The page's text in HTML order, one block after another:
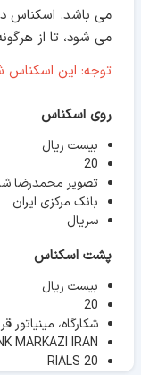
می باشد. اسکناس
می شود، تا از
توجه: این
روی اسکناس
بیست ریال
20
تصویر محمدرضا
بانک مرکزی ایران
سریال
پشت اسکناس
بیست ریال
20
شکارگاه،
MARKAZI IRAN
RIALS 20